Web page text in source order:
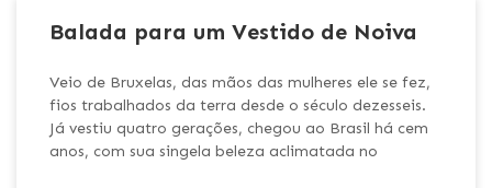
Balada para um Vestido de Noiva
Veio de Bruxelas, das mãos das mulheres ele se fez,
fios trabalhados da terra desde o século dezesseis.
Já vestiu quatro gerações, chegou ao Brasil há cem
anos, com sua singela beleza aclimatada no